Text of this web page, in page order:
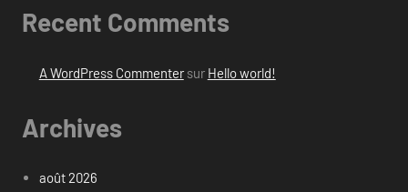
Recent Comments
A WordPress Commentersur Hello world!
Archives
août 2026